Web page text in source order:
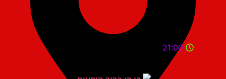
21:00